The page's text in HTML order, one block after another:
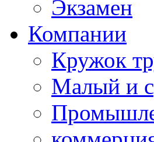
Экзамен
Компании
Кружок
Малый и